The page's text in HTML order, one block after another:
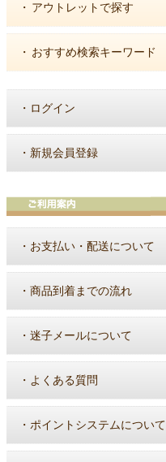
・ アウトレットで探す
・ おすすめ検索キーワード
・ ログイン
・ 新規会員登録
・ お支払い・配送について
・ 商品到着までの流れ
・ 迷子メールについて
・ よくある質問
・ ポイントシステムについて